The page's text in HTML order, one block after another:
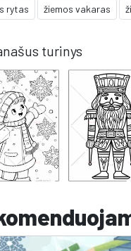
rytas žiemos vakaras
turinys